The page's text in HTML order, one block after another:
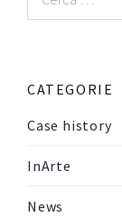
per:
CATEGORIE
Case history
InArte
News